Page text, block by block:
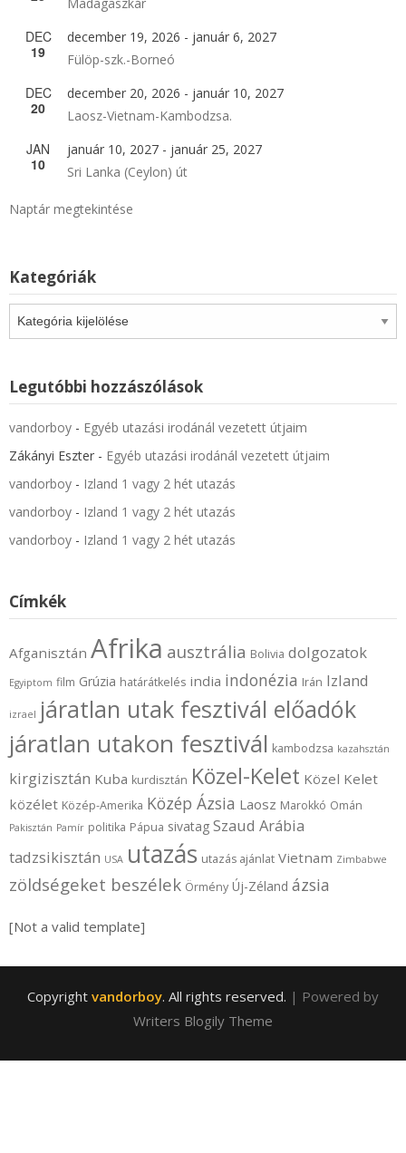
DEC
19
december 19, 2026 - január 6, 2027
Fülöp-szk.-Borneó
DEC
20
december 20, 2026 - január 10, 2027
Laosz-Vietnam-Kambodzsa.
JAN
10
január 10, 2027 - január 25, 2027
Sri Lanka (Ceylon) út
Naptár megtekintése
Kategóriák
Legutóbbi hozzászólások
vandorboy - Egyéb utazási irodánál vezetett útjaim
Zákányi Eszter - Egyéb utazási irodánál vezetett útjaim
vandorboy - Izland 1 vagy 2 hét utazás
vandorboy - Izland 1 vagy 2 hét utazás
vandorboy - Izland 1 vagy 2 hét utazás
Címkék
Afganisztán Afrika ausztrália Bolivia dolgozatok
Egyiptom film Grúzia határátkelés india indonézia Irán Izland
izrael járatlan utak fesztivál előadók
járatlan utakon fesztivál kambodzsa kazahsztán
kirgizisztán Kuba kurdisztán Közel-Kelet Közel Kelet
közélet Közép-Amerika Közép Ázsia Laosz Marokkó Omán
Pakisztán Pamír politika Pápua sivatag Szaud Arábia
tadzsikisztán USA utazás utazás ajánlat Vietnam Zimbabwe
zöldségeket beszélek Örmény Új-Zéland ázsia
[Not a valid template]
Copyright vandorboy. All rights reserved. | Powered by
Writers Blogily Theme